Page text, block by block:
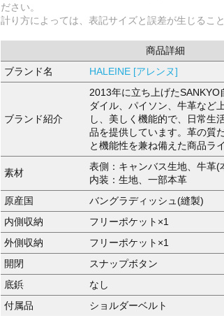
ださい。
計り方によっては、表記サイズと誤差が生じること
商品詳細
ブランド名
HALEINE [アレンヌ]
ブランド紹介
2013年に立ち上げたSANKYO
ダイル、パイソン、牛革など
し、美しく機能的で、日常生
品を提供しています。革の質
と機能性を兼ね備えた商品ラ
素材
表側：キャンバス生地、牛革(
内装：生地、一部本革
原産国
バングラディッシュ(縫製)
内側収納
フリーポケット×1
外側収納
フリーポケット×1
開閉
スナップボタン
底鋲
なし
付属品
ショルダーベルト